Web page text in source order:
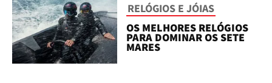
RELÓGIOS E JÓIAS
OS MELHORES RELÓGIOS
PARA DOMINAR OS SETE
MARES